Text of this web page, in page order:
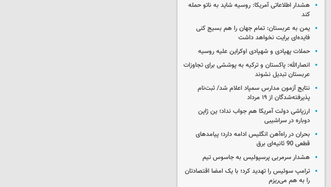
هشدار اطلاعاتی آمریکا: روسیه شاید به ناتو حمله
کند
یمن به عربستان: تمام جهان را هم بسیج کنی
فایده‌ای برایت نخواهد داشت
حملات پهپادی و شهپادی اوکراین علیه روسیه
انصارالله: پاکستان و ترکیه به پوششی برای تجاوزات
عربستان تبدیل نشوند
نتایج آزمون مدارس سمپاد اعلام شد/ ثبت‌نام
پذیرفته‌شدگان از ۱۹ مرداد
ارزپاشی دولت آمریکا هم جواب نداد؛ ین ژاپن
دوباره در سراشیبی
بحران در راه‌آهن انگلیس ادامه دارد؛ پیامدهای
قطعی 90 ثانیه‌ای برق
هشدار سرمربی پرسپولیس به جاسوس تیم
ترامپ سوئیس را تهدید کرد؛ با یک امضا اقتصادتان
را به هم می‌ریزم